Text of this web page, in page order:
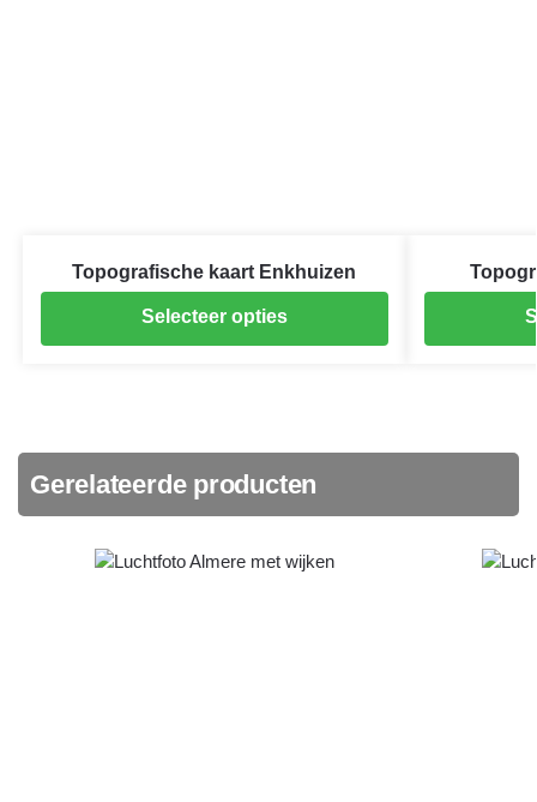
Topografische kaart Enkhuizen
Selecteer opties
Gerelateerde producten